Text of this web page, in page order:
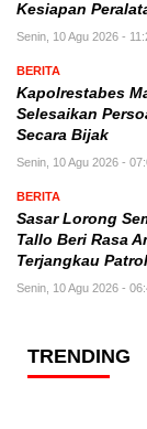
Kesiapan
Senin, 10 Agu 2026 -
BERITA
Kapolrestabes
Selesaikan
Secara Bijak
Senin, 10 Agu 2026 -
BERITA
Sasar Lorong
Tallo Beri Rasa
Terjangkau
Senin, 10 Agu 2026 -
TRENDING